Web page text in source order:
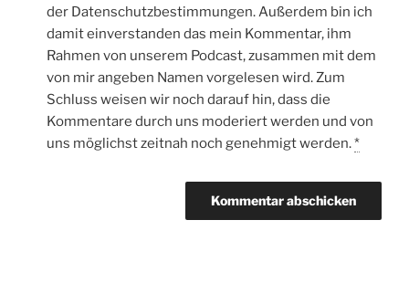
der Datenschutzbestimmungen. Außerdem bin ich
damit einverstanden das mein Kommentar, ihm
Rahmen von unserem Podcast, zusammen mit dem
von mir angeben Namen vorgelesen wird. Zum
Schluss weisen wir noch darauf hin, dass die
Kommentare durch uns moderiert werden und von
uns möglichst zeitnah noch genehmigt werden.*